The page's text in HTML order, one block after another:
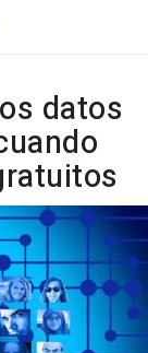
datos